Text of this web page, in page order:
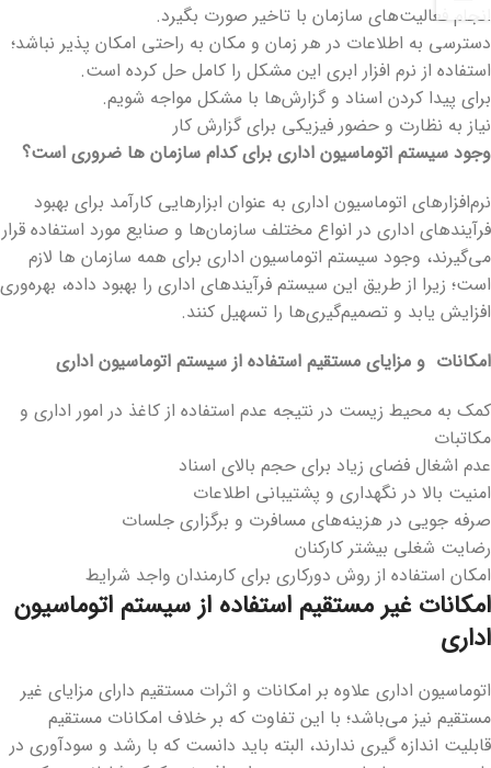
انجام فعالیت‌های سازمان با تاخیر صورت بگیرد.
دسترسی به اطلاعات در هر زمان و مکان به راحتی امکان پذیر نباشد؛
استفاده از نرم افزار ابری این مشکل را کامل حل کرده است.
برای پیدا کردن اسناد و گزارش‌ها با مشکل مواجه شویم.
نیاز به نظارت و حضور فیزیکی برای گزارش کار
وجود سیستم اتوماسیون اداری برای کدام سازمان ها ضروری است؟
نرم‌افزارهای اتوماسیون اداری به عنوان ابزارهایی کارآمد برای بهبود
فرآیندهای اداری در انواع مختلف سازمان‌ها و صنایع مورد استفاده قرار
می‌گیرند، وجود سیستم اتوماسیون اداری برای همه سازمان ها لازم
است؛ زیرا از طریق این سیستم فرآیندهای اداری را بهبود داده، بهره‌وری
افزایش یابد و تصمیم‌گیری‌ها را تسهیل کنند.
امکانات و مزایای مستقیم استفاده از سیستم اتوماسیون اداری
کمک به محیط زیست در نتیجه عدم استفاده از کاغذ در امور اداری و
مکاتبات
عدم اشغال فضای زیاد برای حجم بالای اسناد
امنیت بالا در نگهداری و پشتیبانی اطلاعات
صرفه جویی در هزینه‌های مسافرت و برگزاری جلسات
رضایت شغلی بیشتر کارکنان
امکان استفاده از روش دورکاری برای کارمندان واجد شرایط
امکانات غیر مستقیم استفاده از سیستم اتوماسیون
اداری
اتوماسیون اداری علاوه بر امکانات و اثرات مستقیم دارای مزایای غیر
مستقیم نیز می‌باشد؛ با این تفاوت که بر خلاف امکانات مستقیم
قابلیت اندازه گیری ندارند، البته باید دانست که با رشد و سودآوری در